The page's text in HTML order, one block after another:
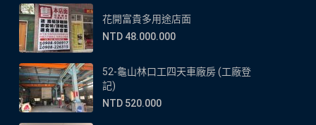
花開富貴多用途店面
NTD 48.000.000
52-龜山林口工四天車廠房 (工廠登
記)
NTD 520.000